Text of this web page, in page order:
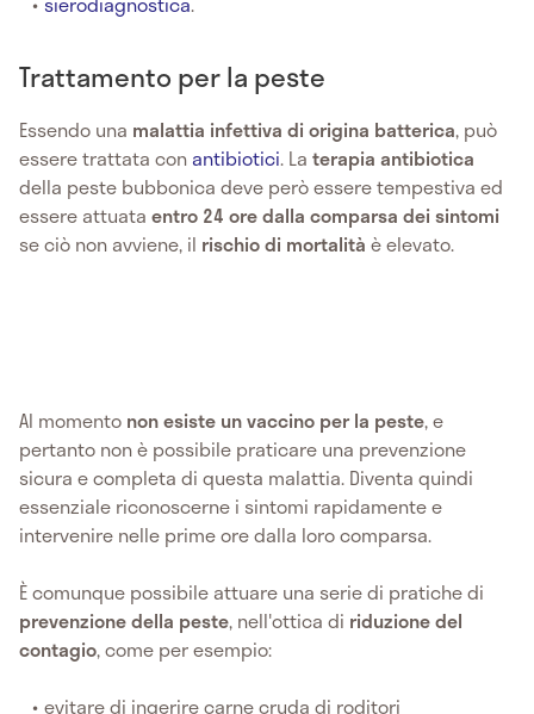
Trattamento per la peste
Essendo una malattia infettiva di origina batterica, può
essere trattata conantibiotici. La terapia antibiotica
della peste bubbonica deve però essere tempestiva ed
essere attuata entro 24 ore dalla comparsa dei sintomi
se ciò non avviene, il rischio di mortalità è elevato.
Al momento non esiste un vaccino per la peste, e
pertanto non è possibile praticare una prevenzione
sicura e completa di questa malattia. Diventa quindi
essenziale riconoscerne i sintomi rapidamente e
intervenire nelle prime ore dalla loro comparsa.
È comunque possibile attuare una serie di pratiche di
prevenzione della peste, nell'ottica di riduzione del
contagio, come per esempio:
evitare di ingerire carne cruda di roditori